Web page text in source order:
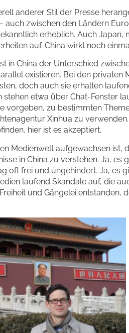
anderer Stil der Presse
auch zwischen den Ländern
erheblich. Auch Japan,
auf. China wirkt noch
in China der Unterschied
existieren. Bei den privaten
doch auch sie erhalten
stehen etwa über Chat-Fenster
vorgeben, zu bestimmten
Xinhua zu
hier ist es akzeptiert.
Medienwelt aufgewachsen ist,
in China zu verstehen. Ja, es
oft frei und ungehindert. Ja, es
laufend Skandale auf, die
und Gängelei entstanden,